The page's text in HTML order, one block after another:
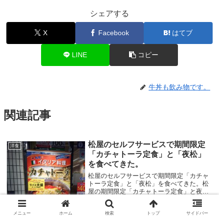
シェアする
X Facebook はてブ
LINE コピー
牛丼も飲み物です。
関連記事
洋食
松屋のセルフサービスで期間限定
「カチャトーラ定食」と「夜松」
を食べてきた。
松屋のセルフサービスで期間限定「カチャ
トーラ定食」と「夜松」を食べてきた。松
屋の期間限定「カチャトーラ定食」と夜松
でお得な「豚焼肉と牛カルビの鉄板コンビ
セット」を食べてきたのでその感想を書こ
うと思います。カチャトーラって何だろう
メニュー ホーム 検索 トップ サイドバー